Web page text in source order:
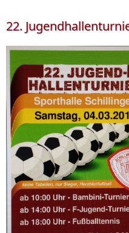
22.